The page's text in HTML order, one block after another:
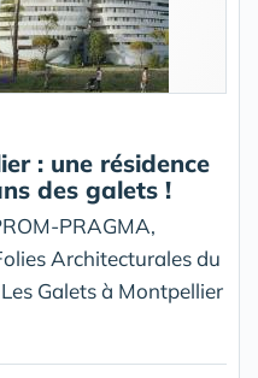
: une résidence
des galets !
PRAGMA,
Architecturales du
Galets à Montpellier